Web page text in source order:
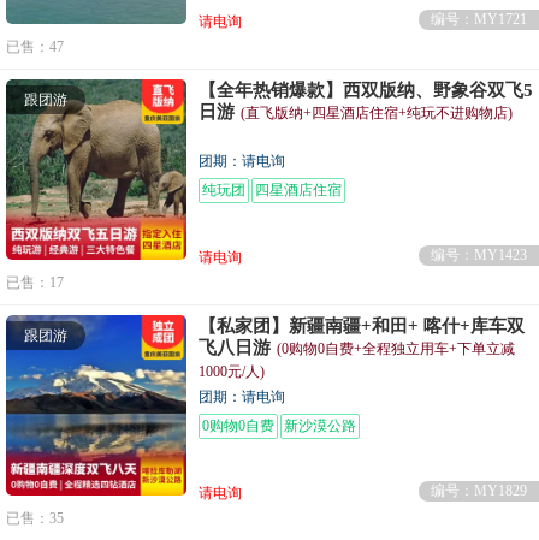
请电询
编号：MY1721
已售：47
跟团游
【全年热销爆款】西双版纳、野象谷双飞5
日游 (直飞版纳+四星酒店住宿+纯玩不进购物店)
团期：请电询
纯玩团
四星酒店住宿
请电询
编号：MY1423
已售：17
跟团游
【私家团】新疆南疆+和田+ 喀什+库车双
飞八日游 (0购物0自费+全程独立用车+下单立减
1000元/人)
团期：请电询
0购物0自费 新沙漠公路
请电询
编号：MY1829
已售：35